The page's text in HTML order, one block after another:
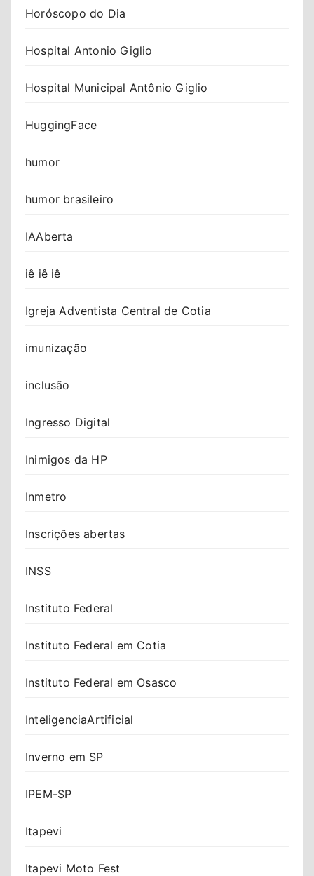
Horóscopo do Dia
Hospital Antonio Giglio
Hospital Municipal Antônio Giglio
HuggingFace
humor
humor brasileiro
IAAberta
iê iê iê
Igreja Adventista Central de Cotia
imunização
inclusão
Ingresso Digital
Inimigos da HP
Inmetro
Inscrições abertas
INSS
Instituto Federal
Instituto Federal em Cotia
Instituto Federal em Osasco
InteligenciaArtificial
Inverno em SP
IPEM-SP
Itapevi
Itapevi Moto Fest